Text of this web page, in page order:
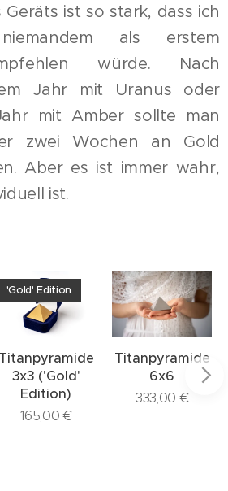
Geräts ist so stark, dass ich
als erstem
würde. Nach
Jahr mit Uranus oder
mit Amber sollte man
zwei Wochen an Gold
Aber es ist immer wahr,
ist.
Titanpyramide
3x3 ('Gold'
Edition)
'Gold' Edition
165,00 €
Titanpyramide
6x6
333,00 €